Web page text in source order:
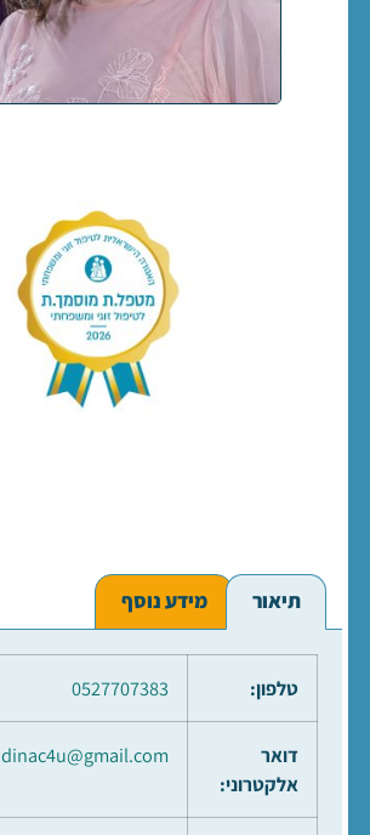
תיאור מידע נוסף
טלפון: 0527707383
דואר
אלקטרוני:
dinac4u@gmail.com